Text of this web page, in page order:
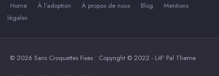
Home À l’adoption À propos de nous Blog
Mentions
légales
© 2026 Sans Croquettes Fixes • Copyright © 2022 - Litl' Pal Theme